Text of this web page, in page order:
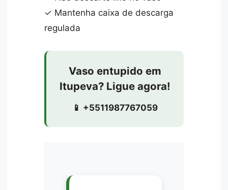
✓ Mantenha caixa de descarga
regulada
Vaso entupido em
Itupeva? Ligue agora!
📱 +5511987767059